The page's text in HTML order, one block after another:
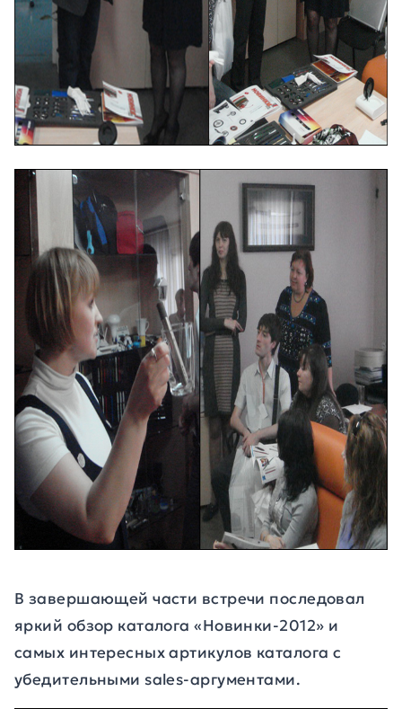
В завершающей части встречи последовал
яркий обзор каталога «Новинки-2012» и
самых интересных артикулов каталога с
убедительными sales-аргументами.